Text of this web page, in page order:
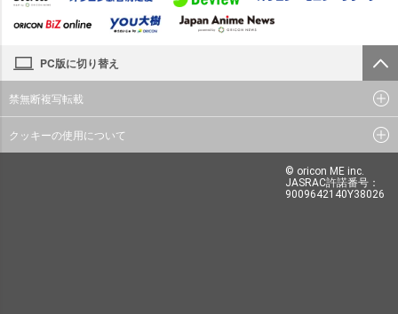
PC版に切り替え
禁無断複写転載
クッキーの使用について
© oricon ME inc.
JASRAC許諾番号：
9009642140Y38026